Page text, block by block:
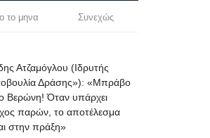
το μηνα Συνεχώς
Ατζαμόγλου (Ιδρυτής
Δράσης»): «Μπράβο
Βερώνη! Όταν υπάρχει
παρών, το αποτέλεσμα
στην πράξη»